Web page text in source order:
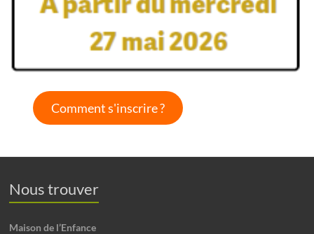
Comment s'inscrire ?
Nous trouver
Maison de l’Enfance